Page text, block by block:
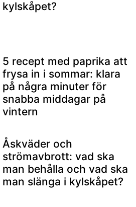
kylskåpet?
5 recept med paprika att
frysa in i sommar: klara
på några minuter för
snabba middagar på
vintern
Åskväder och
strömavbrott: vad ska
man behålla och vad ska
man slänga i kylskåpet?